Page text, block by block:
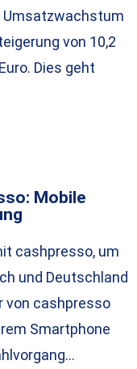
Umsatzwachstum
von 10,2
Dies geht
Mobile
cashpresso, um
und Deutschland
von cashpresso
Smartphone